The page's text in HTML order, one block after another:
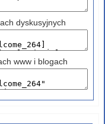
dyskusyjnych
www i blogach